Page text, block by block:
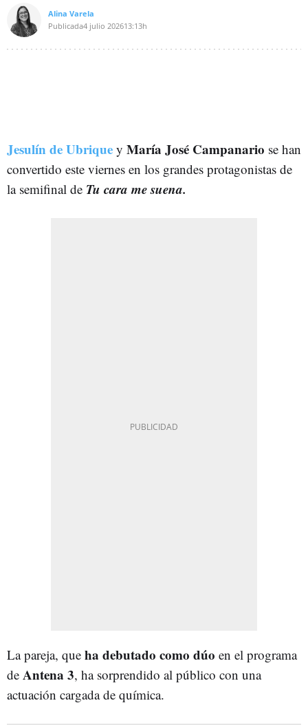
Alina Varela
Publicada4 julio 202613:13h
Jesulín de Ubrique y María José Campanario se han
convertido este viernes en los grandes protagonistas de
la semifinal de Tu cara me suena.
La pareja, que ha debutado como dúo en el programa
de Antena 3, ha sorprendido al público con una
actuación cargada de química.